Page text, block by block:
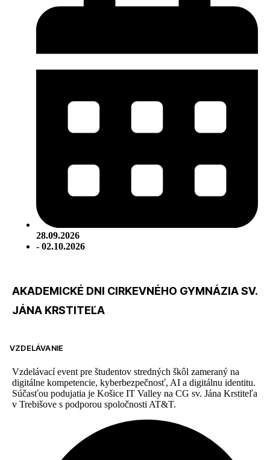
28.09.2026
- 02.10.2026
AKADEMICKÉ DNI CIRKEVNÉHO GYMNÁZIA SV.
JÁNA KRSTITEĽA
VZDELÁVANIE
Vzdelávací event pre študentov stredných škôl zameraný na
digitálne kompetencie, kyberbezpečnosť, AI a digitálnu identitu.
Súčasťou podujatia je Košice IT Valley na CG sv. Jána Krstiteľa
v Trebišove s podporou spoločnosti AT&T.